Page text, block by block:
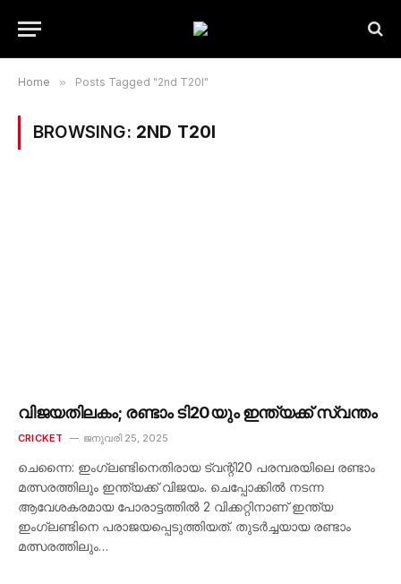
Home » Posts Tagged "2nd T20I"
BROWSING: 2ND T20I
വിജയതിലകം; രണ്ടാം ടി20യും ഇന്ത്യക്ക് സ്വന്തം
CRICKET ജനുവരി 25, 2025
ചെന്നൈ: ഇംഗ്ലണ്ടിനെതിരായ ട്വന്റി20 പരമ്പരയിലെ രണ്ടാം
മത്സരത്തിലും ഇന്ത്യക്ക് വിജയം. ചെപ്പോക്കിൽ നടന്ന
ആവേശകരമായ പോരാട്ടത്തിൽ 2 വിക്കറ്റിനാണ് ഇന്ത്യ
ഇംഗ്ലണ്ടിനെ പരാജയപ്പെടുത്തിയത്. തുടർച്ചയായ രണ്ടാം
മത്സരത്തിലും…